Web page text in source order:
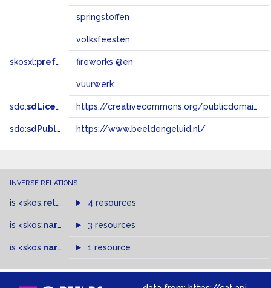
springstoffen
volksfeesten
skosxl:prefLabel fireworks @en
vuurwerk
sdo:sdLicense https://creativecommons.org/publicdomain/zero/1.0/
sdo:sdPublisher https://www.beeldengeluid.nl/
INVERSE RELATIONS
is <skos:related > of4 resources
is <skos:narrowMatch >of
3 resources
is <skos:narrower >of
1 resource